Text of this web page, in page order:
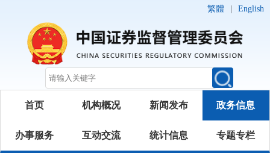
繁體 English
首页 机构概况 新闻发布 政务信息
办事服务 互动交流 统计信息 专题专栏